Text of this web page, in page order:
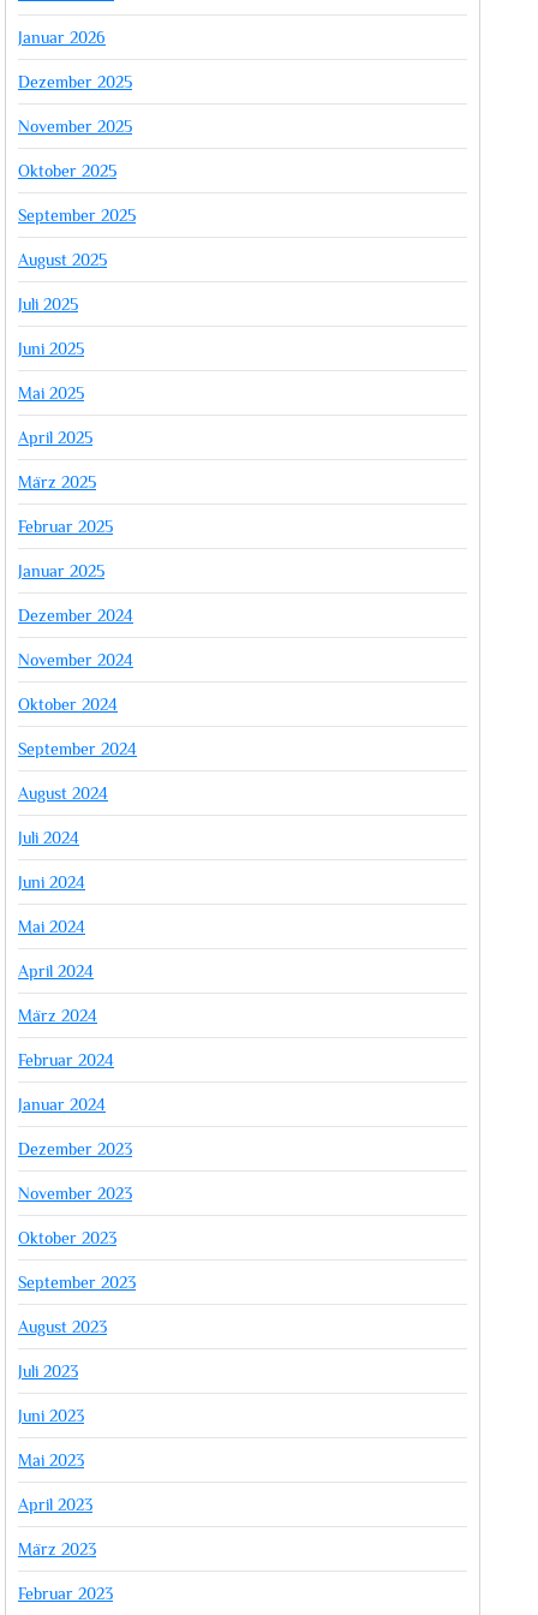
Januar 2026
Dezember 2025
November 2025
Oktober 2025
September 2025
August 2025
Juli 2025
Juni 2025
Mai 2025
April 2025
März 2025
Februar 2025
Januar 2025
Dezember 2024
November 2024
Oktober 2024
September 2024
August 2024
Juli 2024
Juni 2024
Mai 2024
April 2024
März 2024
Februar 2024
Januar 2024
Dezember 2023
November 2023
Oktober 2023
September 2023
August 2023
Juli 2023
Juni 2023
Mai 2023
April 2023
März 2023
Februar 2023